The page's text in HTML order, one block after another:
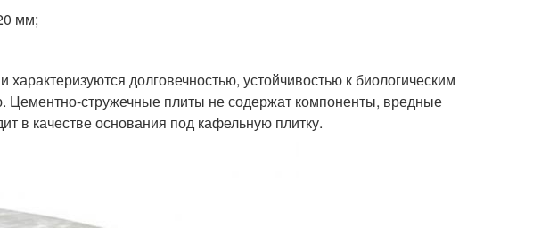
мм;
долговечностью, устойчивостью к биологическим
Цементно-стружечные плиты не содержат компоненты, вредные
в качестве основания под кафельную плитку.